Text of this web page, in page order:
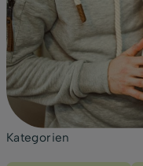
Kategorien